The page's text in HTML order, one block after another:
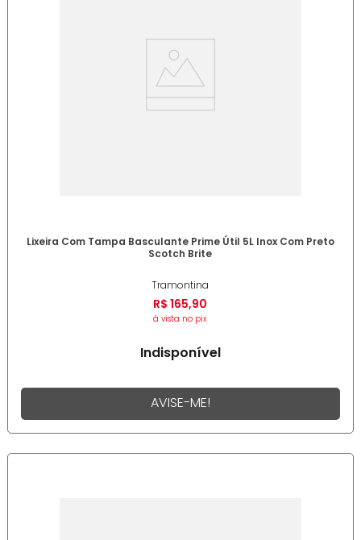
Lixeira Com Tampa Basculante Prime Útil 5L Inox Com Preto
Scotch Brite
Tramontina
R$ 165,90
à vista no pix
Indisponível
AVISE-ME!